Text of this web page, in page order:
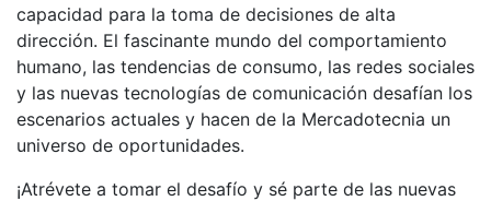
capacidad para la toma de decisiones de alta
dirección. El fascinante mundo del comportamiento
humano, las tendencias de consumo, las redes sociales
y las nuevas tecnologías de comunicación desafían los
escenarios actuales y hacen de la Mercadotecnia un
universo de oportunidades.
¡Atrévete a tomar el desafío y sé parte de las nuevas